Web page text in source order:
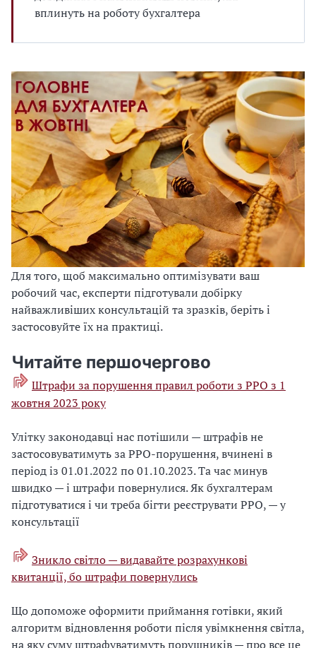
вплинуть на роботу бухгалтера
Для того, щоб максимально оптимізувати ваш
робочий час, експерти підготували добірку
найважливіших консультацій та зразків, беріть і
застосовуйте їх на практиці.
Читайте першочергово
Штрафи за порушення правил роботи з РРО з 1
жовтня 2023 року
Улітку законодавці нас потішили — штрафів не
застосовуватимуть за РРО-порушення, вчинені в
період із 01.01.2022 по 01.10.2023. Та час минув
швидко — і штрафи повернулися. Як бухгалтерам
підготуватися і чи треба бігти реєструвати РРО, — у
консультації
Зникло світло — видавайте розрахункові
квитанції, бо штрафи повернулись
Що допоможе оформити приймання готівки, який
алгоритм відновлення роботи після увімкнення світла,
на яку суму штрафуватимуть порушників — про все це